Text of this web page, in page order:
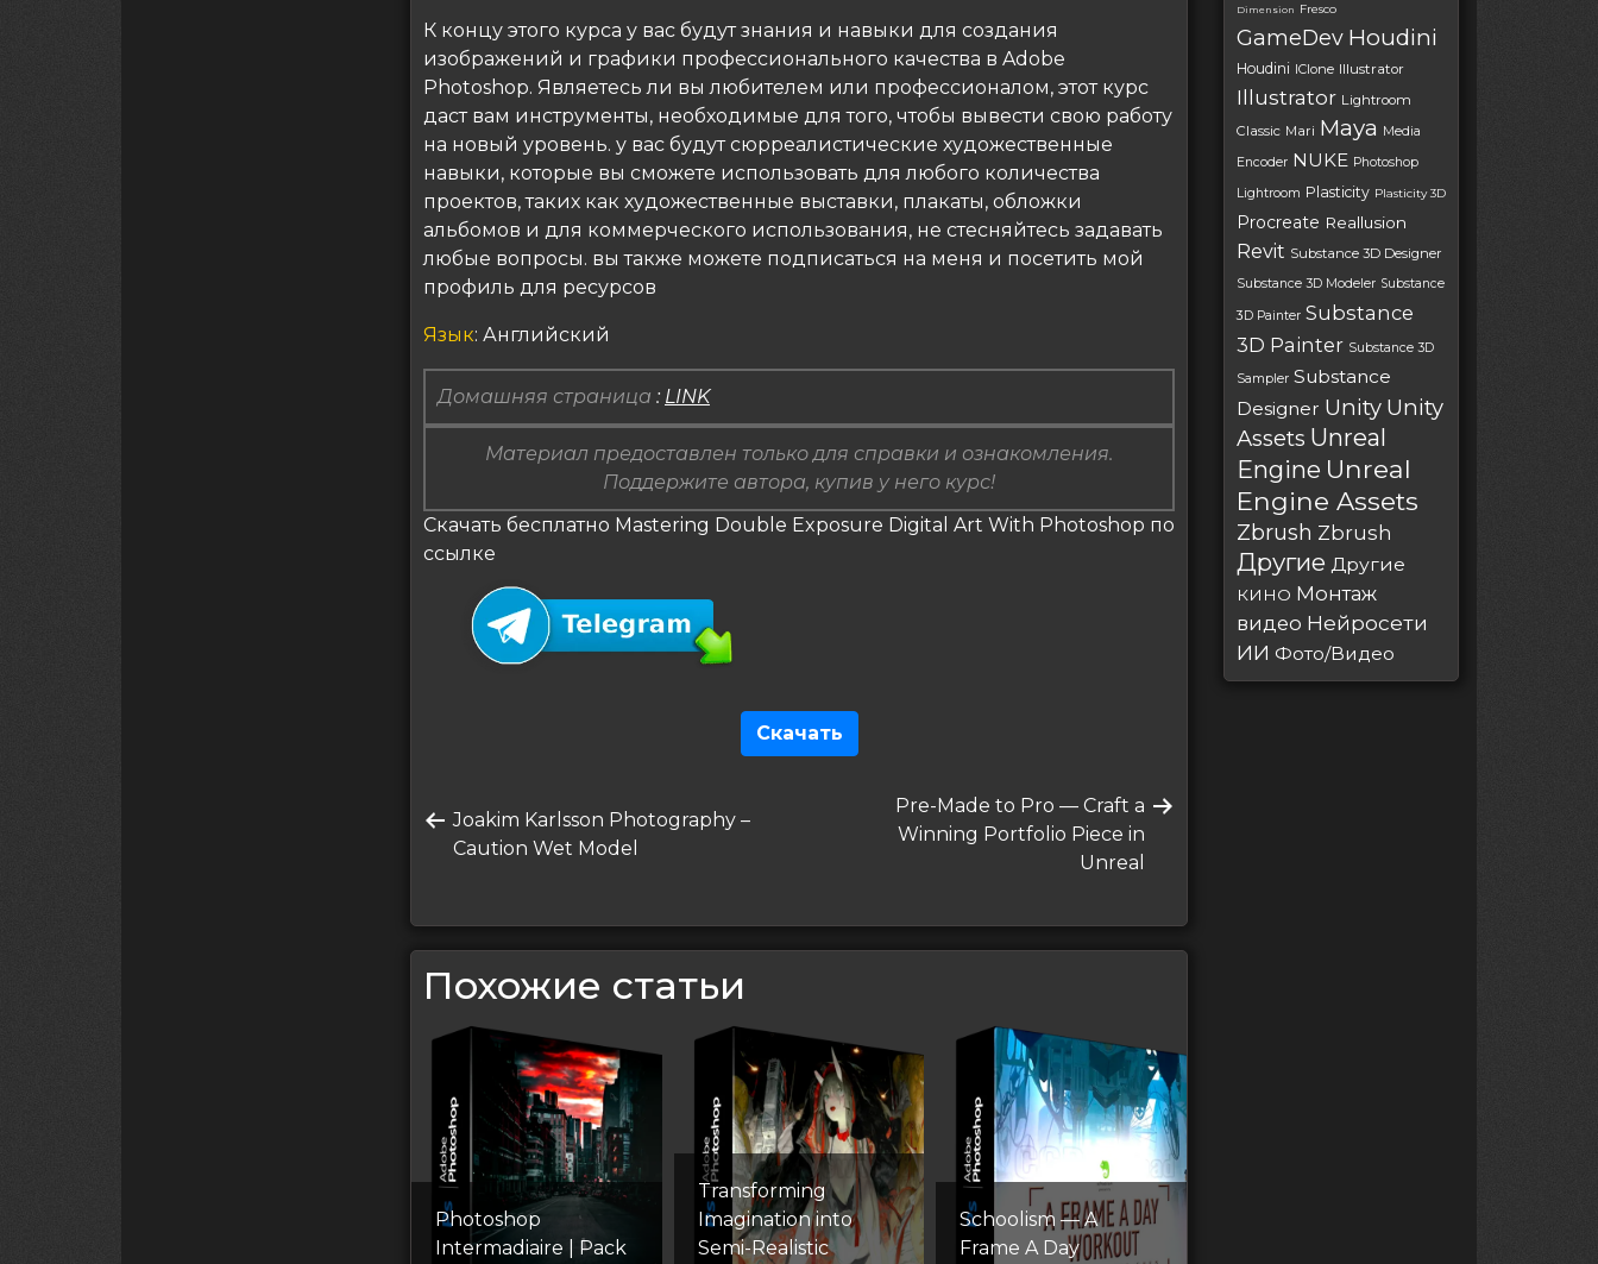
К концу этого курса у вас будут знания и навыки для создания
изображений и графики профессионального качества в Adobe
Photoshop. Являетесь ли вы любителем или профессионалом, этот курс
даст вам инструменты, необходимые для того, чтобы вывести свою работу
на новый уровень. у вас будут сюрреалистические художественные
навыки, которые вы сможете использовать для любого количества
проектов, таких как художественные выставки, плакаты, обложки
альбомов и для коммерческого использования, не стесняйтесь задавать
любые вопросы. вы также можете подписаться на меня и посетить мой
профиль для ресурсов
Язык: Английский
Домашняя страница : LINK
Материал предоставлен только для справки и ознакомления.
Поддержите автора, купив у него курс!
Скачать бесплатно Mastering Double Exposure Digital Art With Photoshop по
ссылке
Скачать
по
записям
Предыдущая
запись
Joakim Karlsson Photography –
Caution Wet Model
Следующая
запись
Pre-Made to Pro — Craft a
Winning Portfolio Piece in
Unreal
Похожие статьи
Photoshop
Intermadiaire | Pack
Transforming
Imagination into
Semi-Realistic
Schoolism — A
Frame A Day
Dimension Fresco
GameDev Houdini
Houdini IClone Illustrator
Illustrator Lightroom
Classic Mari Maya
Media
Encoder NUKE Photoshop
Lightroom Plasticity Plasticity 3D
Procreate Reallusion
Revit Substance 3D Designer
Substance 3D Modeler Substance
3D Painter Substance
3D Painter Substance 3D
Sampler Substance
Designer Unity Unity
Assets Unreal
Engine Unreal
Engine Assets
Zbrush Zbrush
Другие Другие
КИНО Монтаж
видео Нейросети
ИИ Фото/Видео